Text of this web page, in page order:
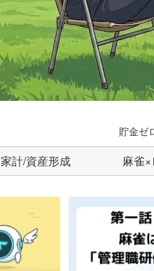
貯金ゼ
家計/資産形成 麻雀